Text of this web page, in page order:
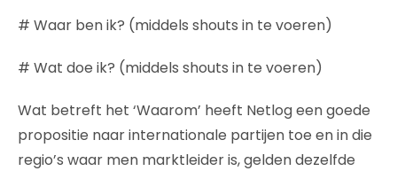
# Waar ben ik? (middels shouts in te voeren)
# Wat doe ik? (middels shouts in te voeren)
Wat betreft het ‘Waarom’ heeft Netlog een goede
propositie naar internationale partijen toe en in die
regio’s waar men marktleider is, gelden dezelfde